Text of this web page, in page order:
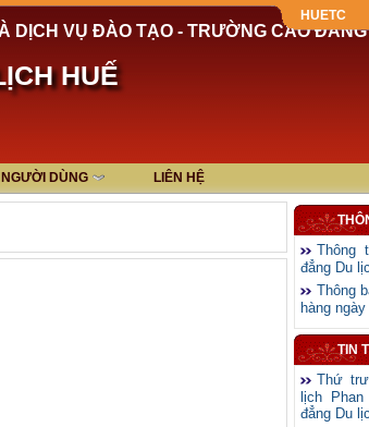
HUETC
DỊCH VỤ ĐÀO TẠO - TRƯỜNG CAO
HUẾ
NGƯỜI DÙNG LIÊN HỆ
Thông
đẳng Du
Thông
hàng ngày
TIN
Thứ
lịch
đẳng Du